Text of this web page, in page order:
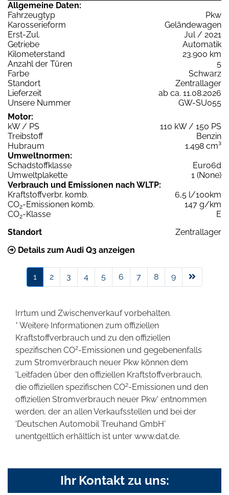
Allgemeine Daten:
Fahrzeugtyp
Pkw
Karosserieform
Geländewagen
Erst-Zul.
Jul / 2021
Getriebe
Automatik
Kilometerstand
23.900 km
Anzahl der Türen
5
Farbe
Schwarz
Standort
Zentrallager
Lieferzeit
ab ca. 11.08.2026
Unsere Nummer
GW-SU055
Motor:
kW / PS
110 kW / 150 PS
Treibstoff
Benzin
Hubraum
1.498 cm³
Umweltnormen:
Schadstoffklasse
Euro6d
Umweltplakette
1 (None)
Verbrauch und Emissionen nach WLTP:
Kraftstoffverbr. komb.
6,5 l/100km
CO2-Emissionen komb.
147 g/km
CO2-Klasse
E
Standort
Zentrallager
Details zum Audi Q3 anzeigen
1 2 3 4 5 6 7 8 9
Irrtum und Zwischenverkauf vorbehalten.
* Weitere Informationen zum offiziellen
Kraftstoffverbrauch und zu den offiziellen
spezifischen CO2-Emissionen und gegebenenfalls
zum Stromverbrauch neuer Pkw können dem
'Leitfaden über den offiziellen Kraftstoffverbrauch,
die offiziellen spezifischen CO2-Emissionen und den
offiziellen Stromverbrauch neuer Pkw' entnommen
werden, der an allen Verkaufsstellen und bei der
'Deutschen Automobil Treuhand GmbH'
unentgeltlich erhältlich ist unter www.dat.de.
Ihr Kontakt zu uns: